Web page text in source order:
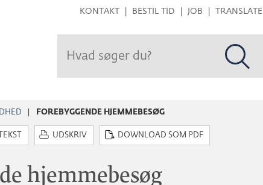
Hop
KONTAKT BESTIL TID JOB TRANSLATE
FOREBYGGENDE HJEMMEBESØG
UDSKRIV DOWNLOAD SOM PDF
hjemmebesøg